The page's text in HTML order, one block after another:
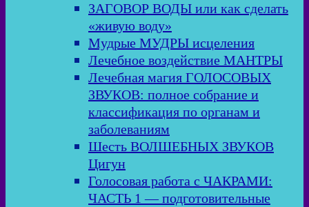
ЗАГОВОР ВОДЫ или как сделать
«живую воду»
Мудрые МУДРЫ исцеления
Лечебное воздействие МАНТРЫ
Лечебная магия ГОЛОСОВЫХ
ЗВУКОВ: полное собрание и
классификация по органам и
заболеваниям
Шесть ВОЛШЕБНЫХ ЗВУКОВ
Цигун
Голосовая работа с ЧАКРАМИ:
ЧАСТЬ 1 — подготовительные